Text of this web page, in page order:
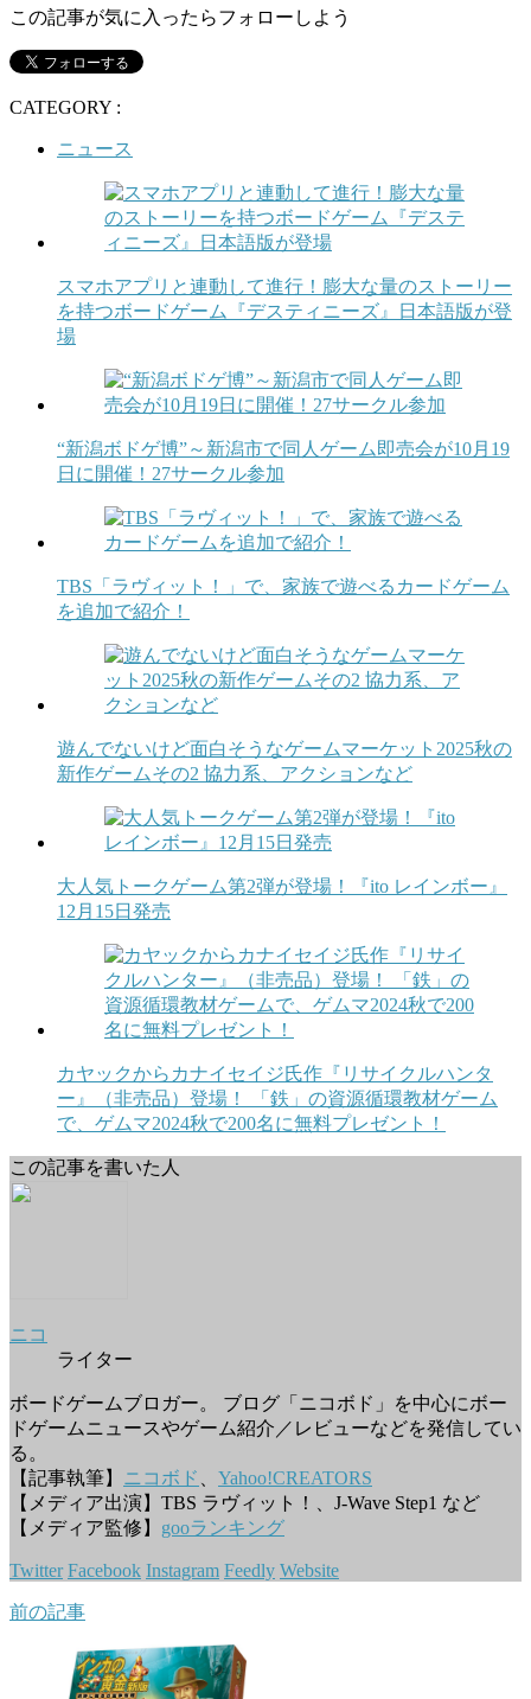
この記事が気に入ったらフォローしよう
CATEGORY :
ニュース
スマホアプリと連動して進行！膨大な量のストーリー
を持つボードゲーム『デスティニーズ』日本語版が登
場
“新潟ボドゲ博”～新潟市で同人ゲーム即売会が10月19
日に開催！27サークル参加
TBS「ラヴィット！」で、家族で遊べるカードゲーム
を追加で紹介！
遊んでないけど面白そうなゲームマーケット2025秋の
新作ゲームその2 協力系、アクションなど
大人気トークゲーム第2弾が登場！『ito レインボー』
12月15日発売
カヤックからカナイセイジ氏作『リサイクルハンタ
ー』（非売品）登場！ 「鉄」の資源循環教材ゲーム
で、ゲムマ2024秋で200名に無料プレゼント！
この記事を書いた人
ニコ
ライター
ボードゲームブロガー。 ブログ「ニコボド」を中心にボー
ドゲームニュースやゲーム紹介／レビューなどを発信してい
る。
【記事執筆】 ニコボド
Yahoo!CREATORS
【メディア出演】TBS ラヴィット！、J-Wave Step1 など
【メディア監修】 gooランキング
Twitter Facebook Instagram Feedly Website
前の記事